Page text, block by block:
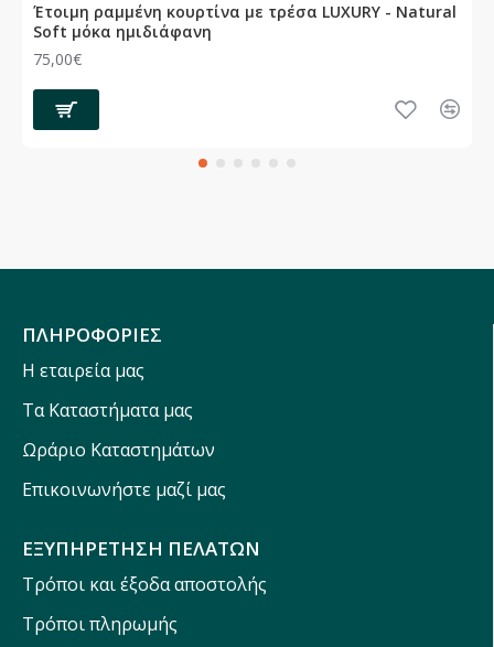
Έτοιμη ραμμένη κουρτίνα με τρέσα LUXURY - Natural
Soft μόκα ημιδιάφανη
75,00€
ΠΛΗΡΟΦΟΡΙΕΣ
Η εταιρεία μας
Τα Καταστήματα μας
Ωράριο Καταστημάτων
Επικοινωνήστε μαζί μας
ΕΞΥΠΗΡΕΤΗΣΗ ΠΕΛΑΤΩΝ
Τρόποι και έξοδα αποστολής
Τρόποι πληρωμής